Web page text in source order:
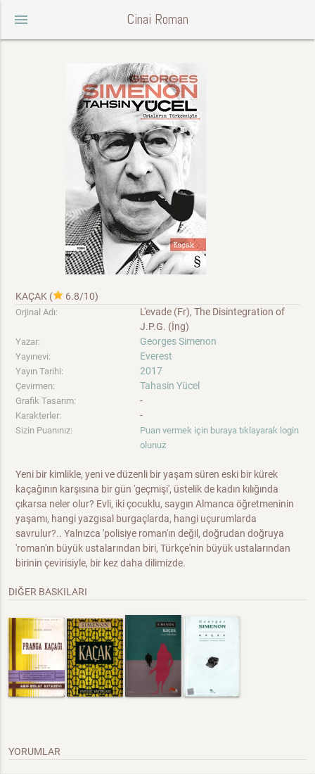
menu Cinai Roman
KAÇAK ( 6.8/10)
Orjinal Adı:
L'evade (Fr), The Disintegration of
J.P.G. (İng)
Yazar: Georges Simenon
Yayınevi: Everest
Yayın Tarihi: 2017
Çevirmen: Tahasin Yücel
Grafik Tasarım: -
Karakterler: -
Sizin Puanınız:
Puan vermek için buraya tıklayarak login
olunuz
Yeni bir kimlikle, yeni ve düzenli bir yaşam süren eski bir kürek
kaçağının karşısına bir gün 'geçmişi', üstelik de kadın kılığında
çıkarsa neler olur? Evli, iki çocuklu, saygın Almanca öğretmeninin
yaşamı, hangi yazgısal burgaçlarda, hangi uçurumlarda
savrulur?.. Yalnızca 'polisiye roman'ın değil, doğrudan doğruya
'roman'ın büyük ustalarından biri, Türkçe'nin büyük ustalarından
birinin çevirisiyle, bir kez daha dilimizde.
DIĞER BASKILARI
YORUMLAR